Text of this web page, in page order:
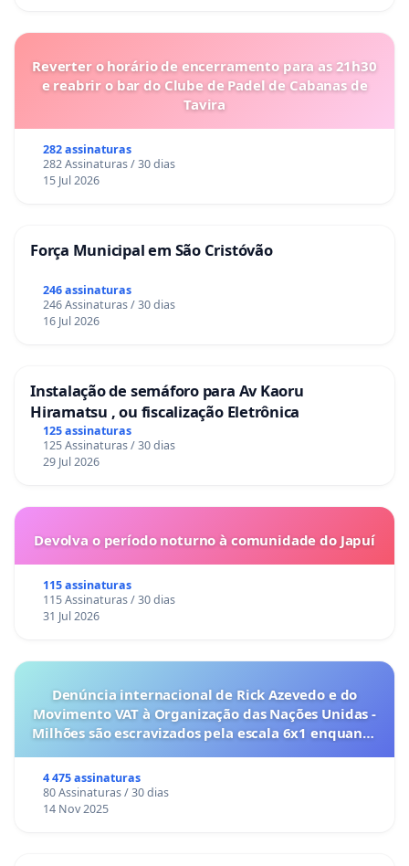
Reverter o horário de encerramento para as 21h30
e reabrir o bar do Clube de Padel de Cabanas de
Tavira
282 assinaturas
282 Assinaturas / 30 dias
15 Jul 2026
Força Municipal em São Cristóvão
246 assinaturas
246 Assinaturas / 30 dias
16 Jul 2026
Instalação de semáforo para Av Kaoru
Hiramatsu , ou fiscalização Eletrônica
125 assinaturas
125 Assinaturas / 30 dias
29 Jul 2026
Devolva o período noturno à comunidade do Japuí
115 assinaturas
115 Assinaturas / 30 dias
31 Jul 2026
Denúncia internacional de Rick Azevedo e do
Movimento VAT à Organização das Nações Unidas -
Milhões são escravizados pela escala 6x1 enquanto
4 475 assinaturas
80 Assinaturas / 30 dias
14 Nov 2025